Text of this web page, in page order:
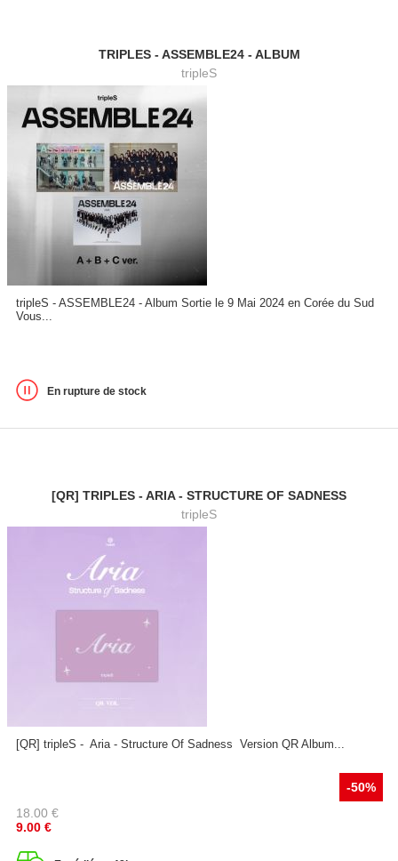
TRIPLES - ASSEMBLE24 - ALBUM
tripleS
tripleS - ASSEMBLE24 - Album Sortie le 9 Mai 2024 en Corée du Sud
Vous...
En rupture de stock
[QR] TRIPLES - ARIA - STRUCTURE OF SADNESS
tripleS
[QR] tripleS - Aria - Structure Of Sadness Version QR Album...
-50%
18.00 €
9.00 €